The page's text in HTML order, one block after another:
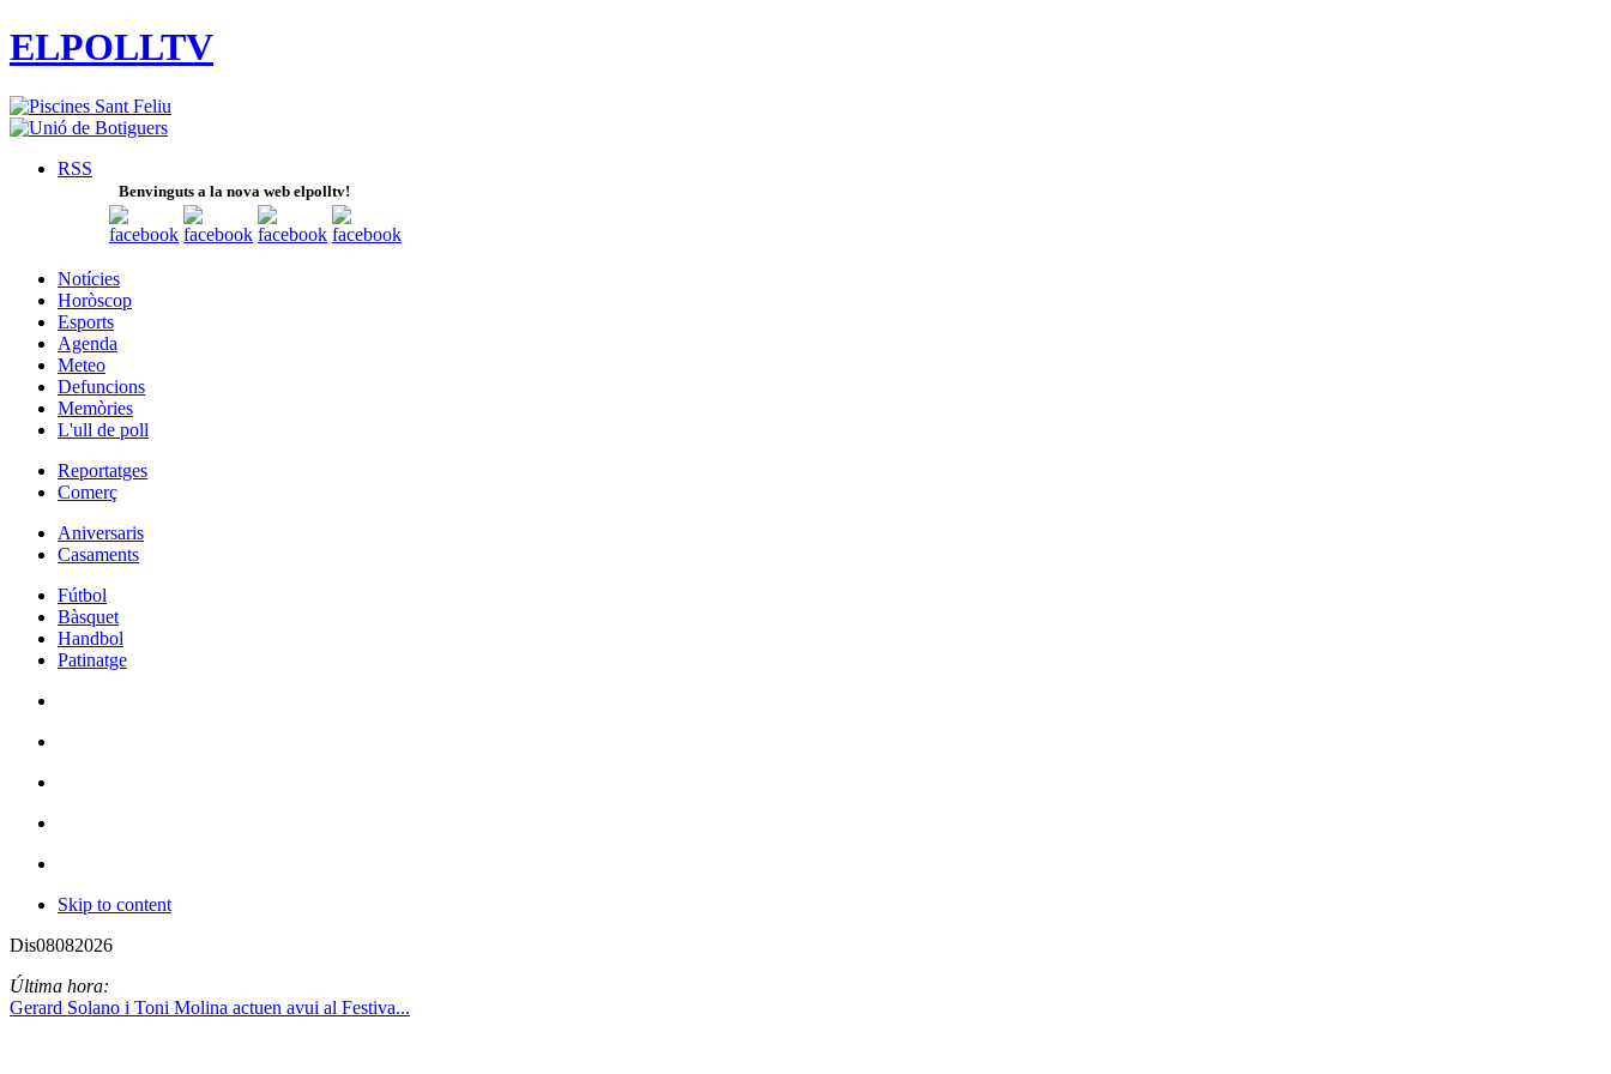
ELPOLLTV
RSS
Benvinguts a la nova web elpolltv!
Notícies
Horòscop
Esports
Agenda
Meteo
Defuncions
Memòries
L'ull de poll
Reportatges
Comerç
Aniversaris
Casaments
Fútbol
Bàsquet
Handbol
Patinatge
Skip to content
Dis08082026
Última hora:
Gerard Solano i Toni Molina actuen avui al Festiva...